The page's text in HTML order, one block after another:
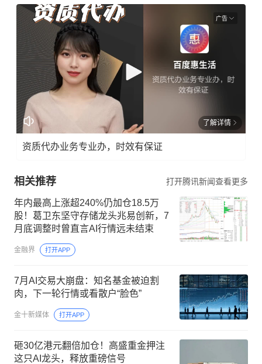
广告
了解详情
资质代办业务专业办，时效有保证
相关推荐 打开腾讯新闻查看更多
年内最高上涨超240%仍加仓18.5万
股！葛卫东坚守存储龙头兆易创新，7
月底调整时曾直言AI行情远未结束
金融界 打开APP
7月AI交易大崩盘：知名基金被迫割
肉，下一轮行情或看散户“脸色”
金十新媒体 打开APP
砸30亿港元翻倍加仓！高盛重金押注
这只AI龙头，释放重磅信号